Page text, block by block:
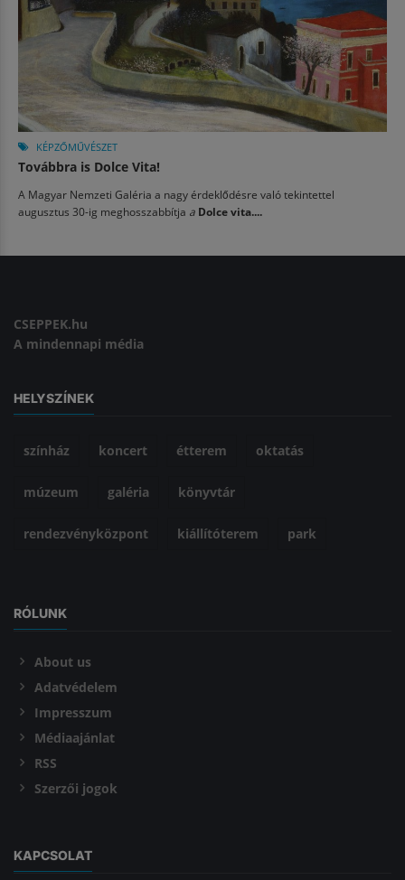
KÉPZŐMŰVÉSZET
Továbbra is Dolce Vita!
A Magyar Nemzeti Galéria a nagy érdeklődésre való tekintettel
augusztus 30-ig meghosszabbítja a Dolce vita....
CSEPPEK.hu
A mindennapi média
HELYSZÍNEK
színház koncert étterem oktatás
múzeum galéria könyvtár
rendezvényközpont kiállítóterem park
RÓLUNK
About us
Adatvédelem
Impresszum
Médiaajánlat
RSS
Szerzői jogok
KAPCSOLAT